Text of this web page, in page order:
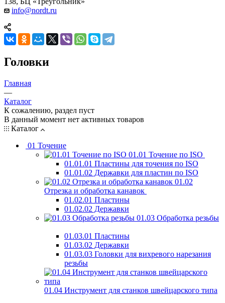
info@nordt.ru
Головки
Главная
—
Каталог
К сожалению, раздел пуст
В данный момент нет активных товаров
Каталог
01 Точение
01.01 Точение по ISO
01.01.01 Пластины для точения по ISO
01.01.02 Державки для пластин по ISO
01.02
Отрезка и обработка канавок
01.02.01 Пластины
01.02.02 Державки
01.03 Обработка резьбы
01.03.01 Пластины
01.03.02 Державки
01.03.03 Головки для вихревого нарезания
резьбы
01.04 Инструмент для станков швейцарского типа